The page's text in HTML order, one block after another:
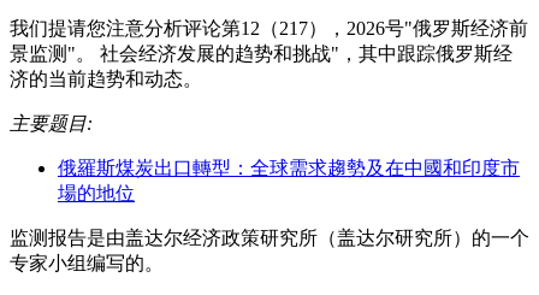
我们提请您注意分析评论第12（217），2026号"俄罗斯经济前
景监测"。 社会经济发展的趋势和挑战"，其中跟踪俄罗斯经
济的当前趋势和动态。
主要题目:
俄羅斯煤炭出口轉型：全球需求趨勢及在中國和印度市
場的地位
监测报告是由盖达尔经济政策研究所（盖达尔研究所）的一个
专家小组编写的。